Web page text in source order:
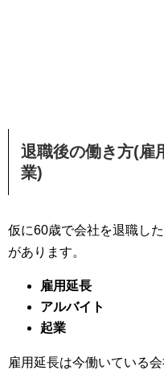
退職後の働き方(雇
業)
仮に60歳で会社を退職し
があります。
雇用延長
アルバイト
起業
雇用延長は今働いている